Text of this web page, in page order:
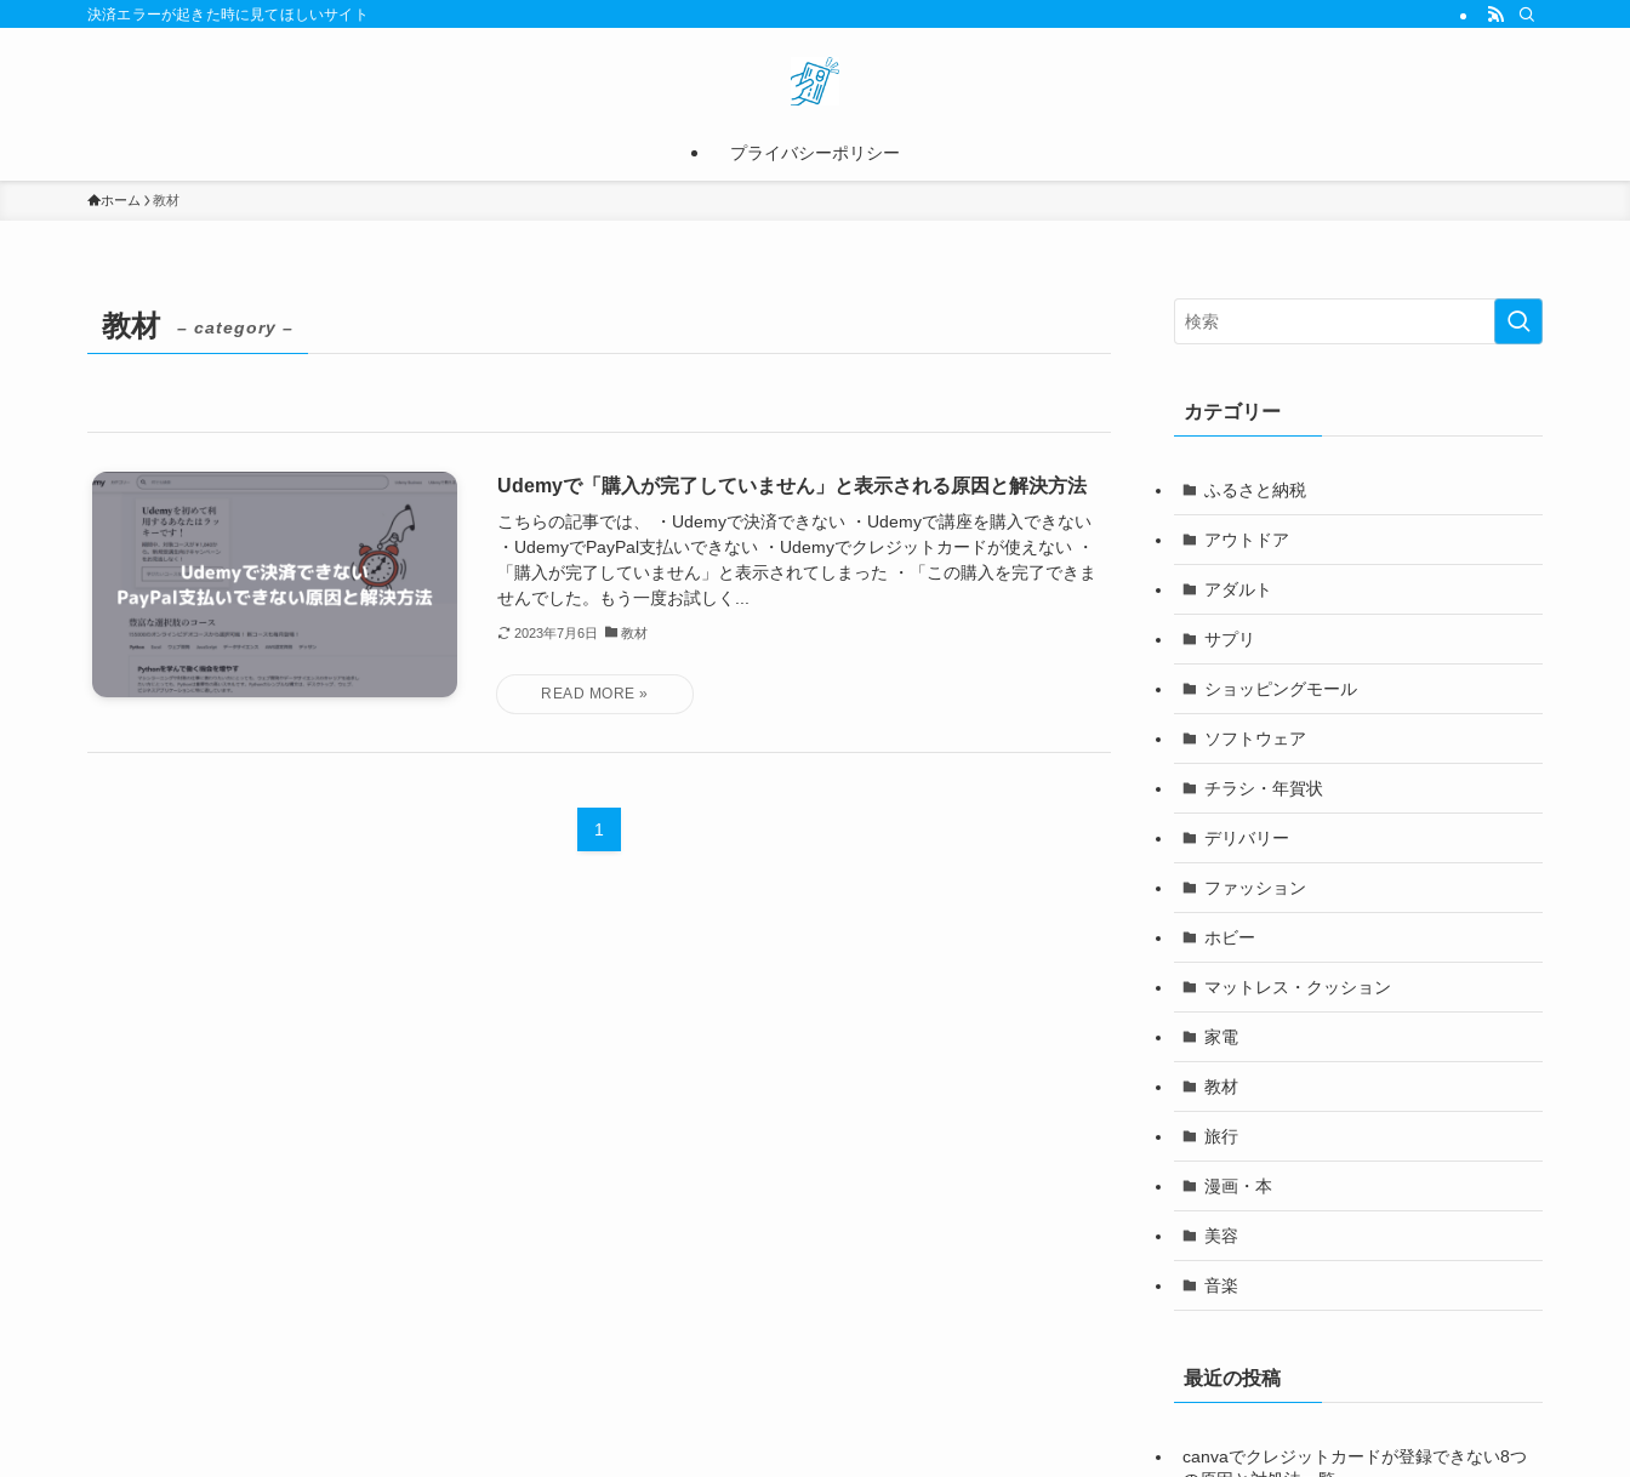
決済エラーが起きた時に見てほしいサイト
プライバシーポリシー
ホーム 教材
教材 – category –
Udemyで「購入が完了していません」と表示される原因と解決方法
こちらの記事では、 ・Udemyで決済できない ・Udemyで講座を購入できない
・UdemyでPayPal支払いできない ・Udemyでクレジットカードが使えない ・
「購入が完了していません」と表示されてしまった ・「この購入を完了できま
せんでした。もう一度お試しく...
2023年7月6日 教材
1
カテゴリー
ふるさと納税
アウトドア
アダルト
サプリ
ショッピングモール
ソフトウェア
チラシ・年賀状
デリバリー
ファッション
ホビー
マットレス・クッション
家電
教材
旅行
漫画・本
美容
音楽
最近の投稿
canvaでクレジットカードが登録できない8つ